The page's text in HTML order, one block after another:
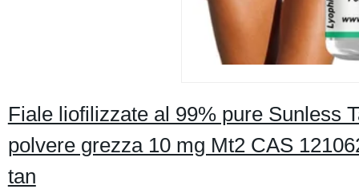
Fiale liofilizzate al 99% pure Sunless
polvere grezza 10 mg Mt2 CAS
tan